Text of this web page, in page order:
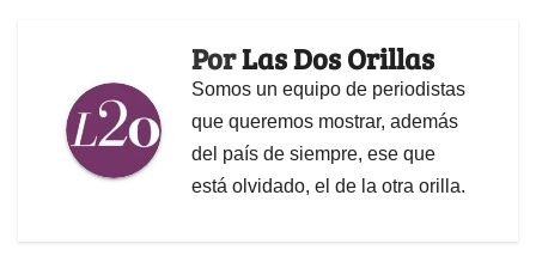
PorLas Dos Orillas
Somos un equipo de periodistas
que queremos mostrar, además
del país de siempre, ese que
está olvidado, el de la otra orilla.